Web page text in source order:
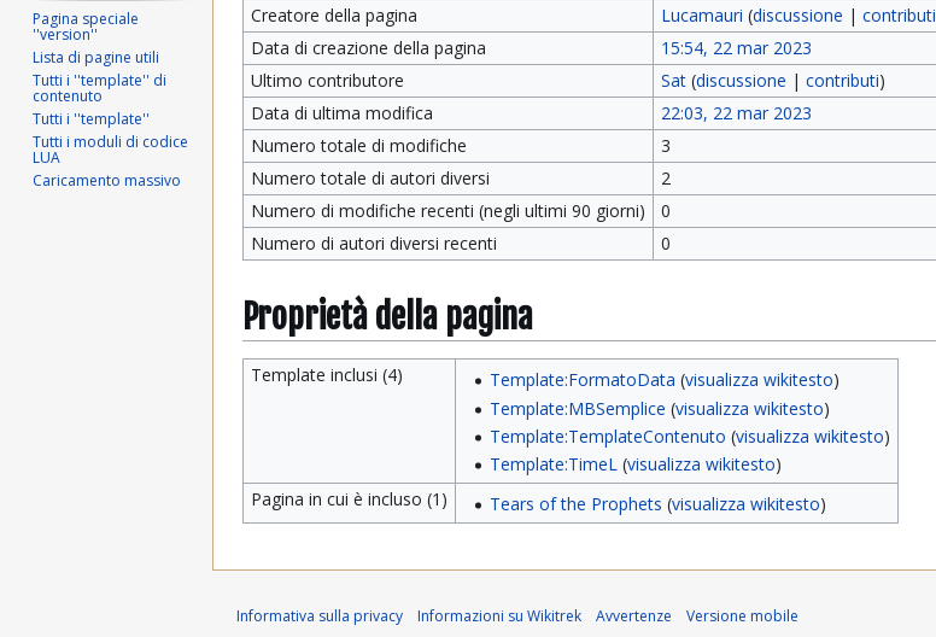
Creatore della pagina Lucamauri (discussione | contributi
Data di creazione della pagina
15:54, 22 mar 2023
Ultimo contributore
Sat (discussione | contributi)
Data di ultima modifica
22:03, 22 mar 2023
Numero totale di modifiche
3
Numero totale di autori diversi
2
Numero di modifiche recenti (negli ultimi 90 giorni)
0
Numero di autori diversi recenti
0
Proprietà della pagina
Template inclusi (4) Template:FormatoData (visualizza wikitesto)
Template:MBSemplice (visualizza wikitesto)
Template:TemplateContenuto (visualizza wikitesto)
Template:TimeL(visualizza wikitesto)
Pagina in cui è incluso (1)
Tears of the Prophets (visualizza wikitesto)
Pagina speciale
''version''
Lista di pagine utili
Tutti i ''template'' di
contenuto
Tutti i ''template''
Tutti i moduli di codice
LUA
Caricamento massivo
Informativa sulla privacy Informazioni su Wikitrek Avvertenze Versione mobile